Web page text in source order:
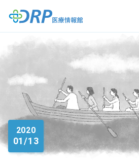
最新の注目記事
栄養健康レシピ
医療系学生記事
2020
01/13